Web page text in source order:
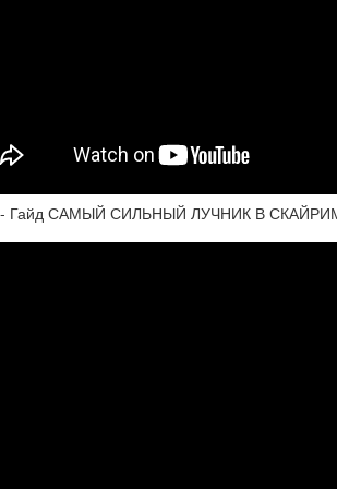
- Гайд САМЫЙ СИЛЬНЫЙ ЛУЧНИК В